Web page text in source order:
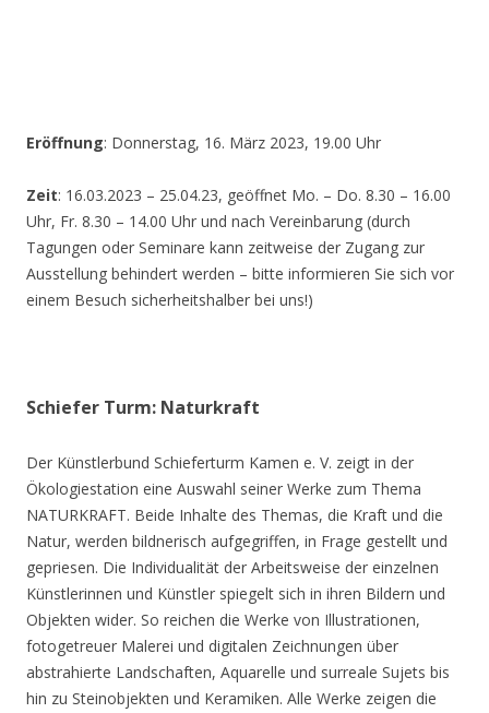
Eröffnung: Donnerstag, 16. März 2023, 19.00 Uhr
Zeit: 16.03.2023 – 25.04.23, geöffnet Mo. – Do. 8.30 – 16.00
Uhr, Fr. 8.30 – 14.00 Uhr und nach Vereinbarung (durch
Tagungen oder Seminare kann zeitweise der Zugang zur
Ausstellung behindert werden – bitte informieren Sie sich vor
einem Besuch sicherheitshalber bei uns!)
Schiefer Turm: Naturkraft
Der Künstlerbund Schieferturm Kamen e. V. zeigt in der
Ökologiestation eine Auswahl seiner Werke zum Thema
NATURKRAFT. Beide Inhalte des Themas, die Kraft und die
Natur, werden bildnerisch aufgegriffen, in Frage gestellt und
gepriesen. Die Individualität der Arbeitsweise der einzelnen
Künstlerinnen und Künstler spiegelt sich in ihren Bildern und
Objekten wider. So reichen die Werke von Illustrationen,
fotogetreuer Malerei und digitalen Zeichnungen über
abstrahierte Landschaften, Aquarelle und surreale Sujets bis
hin zu Steinobjekten und Keramiken. Alle Werke zeigen die